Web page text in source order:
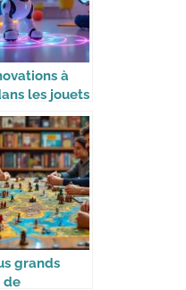
à
les jouets
grands
de